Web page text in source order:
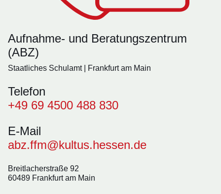
Aufnahme- und Beratungszentrum
(ABZ)
Staatliches Schulamt | Frankfurt am Main
Telefon
+49 69 4500 488 830
E-Mail
abz.ffm@kultus.hessen.de
Breitlacherstraße 92
60489 Frankfurt am Main